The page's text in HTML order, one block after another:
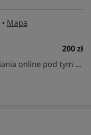
• Mapa
200 zł
Specjalista nie oferuje umawiania online pod tym adresem.